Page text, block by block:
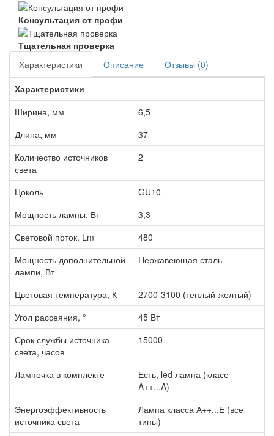
Консультация от профи
Тщательная проверка
Характеристики
Описание
Отзывы (0)
Характеристики
Ширина, мм
6,5
Длина, мм
37
Количество источников
света
2
Цоколь
GU10
Мощность лампы, Вт
3,3
Световой поток, Lm
480
Мощность дополнительной
лампи, Вт
Нержавеющая сталь
Цветовая температура, К
2700-3100 (теплый-желтый)
Угол рассеяния, °
45 Вт
Срок службы источника
света, часов
15000
Лампочка в комплекте
Есть, led лампа (класс
A++...A)
Энергоэффективность
источника света
Лампа класса А++...Е (все
типы)